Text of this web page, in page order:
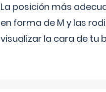
La posición más
en forma de M y las
visualizar la cara de tu